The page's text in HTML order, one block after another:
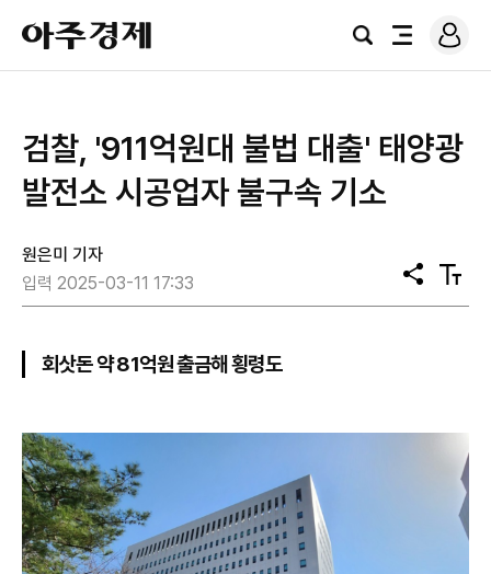
아
주
경
검
전
로
그
검찰, '911억원대 불법 대출' 태양광
발전소 시공업자 불구속 기소
원은미 기자
입력 2025-03-11 17:33
공
유
텍
스
회삿돈 약 81억원 출금해 횡령도